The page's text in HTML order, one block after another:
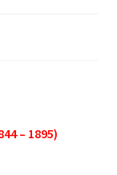
– 1895)